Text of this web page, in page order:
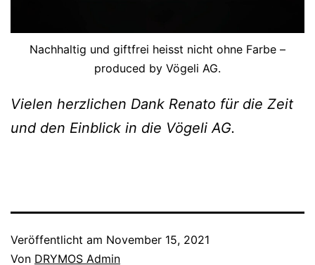
Nachhaltig und giftfrei heisst nicht ohne Farbe –
produced by Vögeli AG.
Vielen herzlichen Dank Renato für die Zeit
und den Einblick in die Vögeli AG.
Veröffentlicht am November 15, 2021
Von DRYMOS Admin